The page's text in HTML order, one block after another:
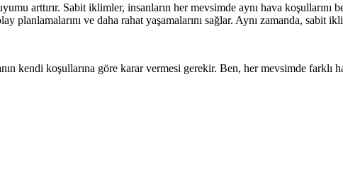
arttırır. Sabit iklimler, insanların her mevsimde aynı hava koşullarını
planlamalarını ve daha rahat yaşamalarını sağlar. Aynı zamanda, sabit
kendi koşullarına göre karar vermesi gerekir. Ben, her mevsimde farklı